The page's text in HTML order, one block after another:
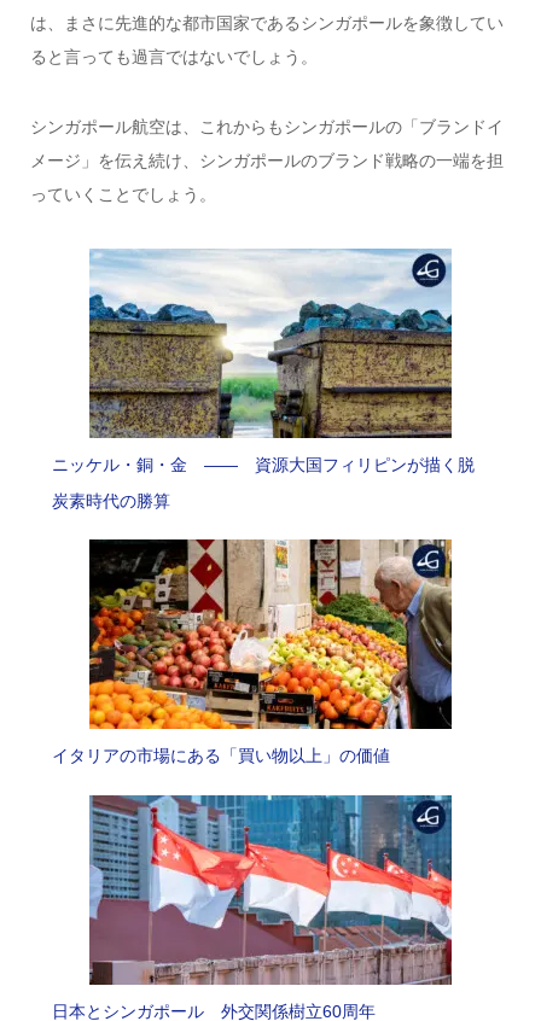
は、まさに先進的な都市国家であるシンガポールを象徴してい
ると言っても過言ではないでしょう。
シンガポール航空は、これからもシンガポールの「ブランドイ
メージ」を伝え続け、シンガポールのブランド戦略の一端を担
っていくことでしょう。
ニッケル・銅・金 —— 資源大国フィリピンが描く脱
炭素時代の勝算
イタリアの市場にある「買い物以上」の価値
日本とシンガポール 外交関係樹立60周年